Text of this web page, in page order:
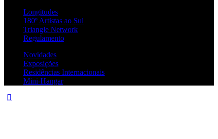
Longitudes
180º Artistas ao Sul
Triangle Network
Regulamento
Novidades
Exposições
Residências Internacionais
Mini-Hangar